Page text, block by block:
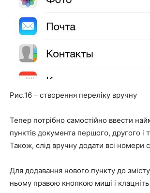
Рис.16 – створення переліку вручну
Тепер потрібно самостійно ввести
пунктів документа першого, другого і
Також, слід вручну додати всі номери
Для додавання нового пункту до змісту
ньому правою кнопкою миші і